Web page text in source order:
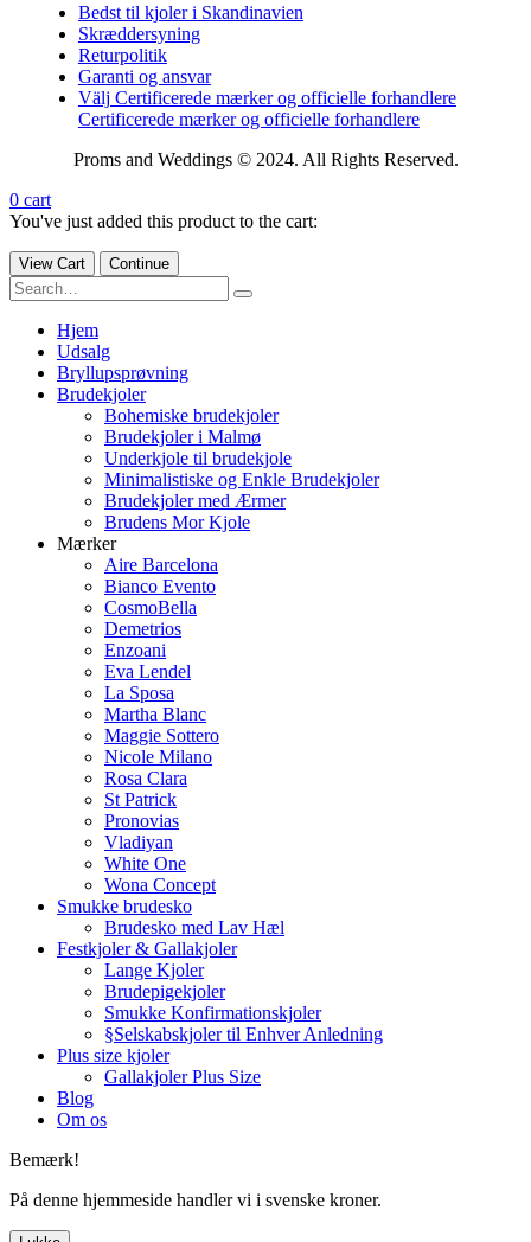
Bedst til kjoler i Skandinavien
Skræddersyning
Returpolitik
Garanti og ansvar
Välj Certificerede mærker og officielle forhandlere
Certificerede mærker og officielle forhandlere
Proms and Weddings © 2024. All Rights Reserved.
0 cart
You've just added this product to the cart:
View Cart Continue
Hjem
Udsalg
Bryllupsprøvning
Brudekjoler
Bohemiske brudekjoler
Brudekjoler i Malmø
Underkjole til brudekjole
Minimalistiske og Enkle Brudekjoler
Brudekjoler med Ærmer
Brudens Mor Kjole
Mærker
Aire Barcelona
Bianco Evento
CosmoBella
Demetrios
Enzoani
Eva Lendel
La Sposa
Martha Blanc
Maggie Sottero
Nicole Milano
Rosa Clara
St Patrick
Pronovias
Vladiyan
White One
Wona Concept
Smukke brudesko
Brudesko med Lav Hæl
Festkjoler & Gallakjoler
Lange Kjoler
Brudepigekjoler
Smukke Konfirmationskjoler
§Selskabskjoler til Enhver Anledning
Plus size kjoler
Gallakjoler Plus Size
Blog
Om os
Bemærk!
På denne hjemmeside handler vi i svenske kroner.